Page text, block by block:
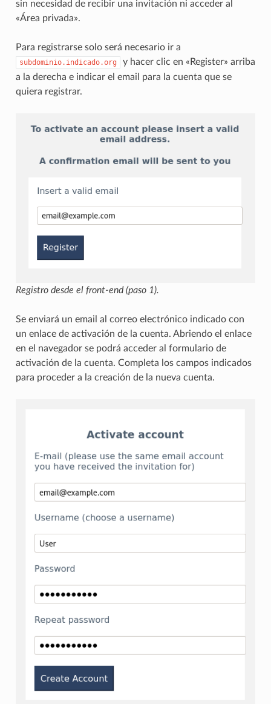
sin necesidad de recibir una invitación ni acceder al
«Área privada».
Para registrarse solo será necesario ir a
subdominio.indicado.org
y hacer clic en «Register» arriba
a la derecha e indicar el email para la cuenta que se
quiera registrar.
Registro desde el front-end (paso 1).
Se enviará un email al correo electrónico indicado con
un enlace de activación de la cuenta. Abriendo el enlace
en el navegador se podrá acceder al formulario de
activación de la cuenta. Completa los campos indicados
para proceder a la creación de la nueva cuenta.